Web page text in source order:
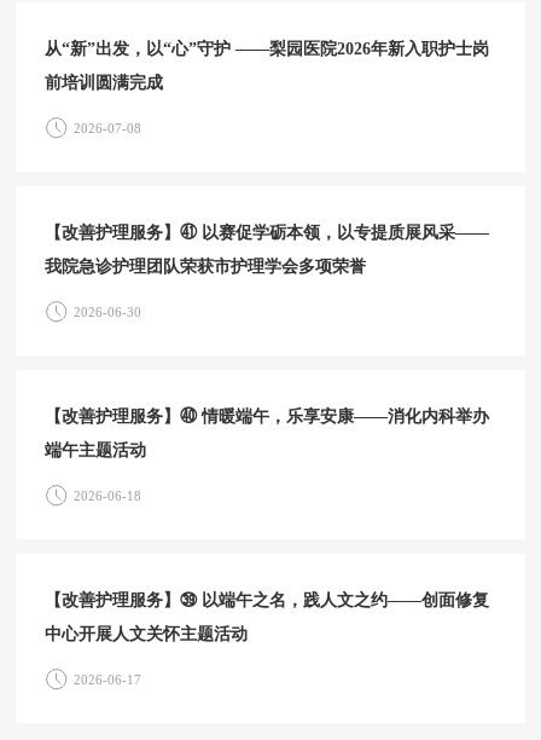
从“新”出发，以“心”守护 ——梨园医院2026年新入职护士岗
前培训圆满完成
2026-07-08
【改善护理服务】㊶ 以赛促学砺本领，以专提质展风采——
我院急诊护理团队荣获市护理学会多项荣誉
2026-06-30
【改善护理服务】㊵ 情暖端午，乐享安康——消化内科举办
端午主题活动
2026-06-18
【改善护理服务】㊴ 以端午之名，践人文之约——创面修复
中心开展人文关怀主题活动
2026-06-17